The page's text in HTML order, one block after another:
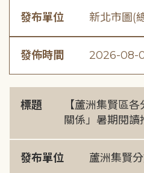
發布單位 新北市圖(
發佈時間 2026-08-
標題
【蘆洲集賢區
關係」暑期閱讀
發布單位 蘆洲集賢